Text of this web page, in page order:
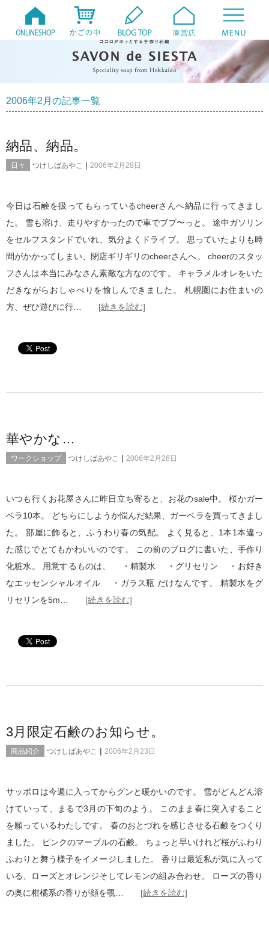
2006年2月の記事一覧
納品、納品。
日々 つけしばあやこ | 2006年2月28日
今日は石鹸を扱ってもらっているcheerさんへ納品に行ってきまし
た。 雪も溶け、走りやすかったので車でブブ〜っと。 途中ガソリン
をセルフスタンドでいれ、気分よくドライブ。 思っていたよりも時
間がかかってしまい、閉店ギリギリのcheerさんへ。 cheerのスタッ
フさんは本当にみなさん素敵な方なのです。 キャラメルオレをいた
だきながらおしゃべりを愉しんできました。 札幌圏にお住まいの
方、ぜひ遊びに行… [続きを読む]
華やかな…
ワークショップ つけしばあやこ | 2006年2月26日
いつも行くお花屋さんに昨日立ち寄ると、お花のsale中。 桜かガー
ベラ10本。 どちらにしようか悩んだ結果、ガーベラを買ってきまし
た。 部屋に飾ると、ふうわり春の気配。 よく見ると、1本1本違っ
た感じでとてもかわいいのです。 この前のブログに書いた、手作り
化粧水。 用意するものは、 ・精製水 ・グリセリン ・お好き
なエッセンシャルオイル ・ガラス瓶 だけなんです。 精製水をグ
リセリンを5m… [続きを読む]
3月限定石鹸のお知らせ。
商品紹介 つけしばあやこ | 2006年2月23日
サッポロは今週に入ってからグンと暖かいのです。 雪がどんどん溶
けていって、まるで3月の下旬のよう。 このまま春に突入すること
を願っているわたしです。 春のおとづれを感じさせる石鹸をつくり
ました。 ピンクのマーブルの石鹸。 ちょっと早いけれど桜がふわり
ふわりと舞う様子をイメージしました。 香りは最近私が気に入って
いる、ローズとオレンジそしてレモンの組み合わせ。 ローズの香り
の奥に柑橘系の香りが顔を覗… [続きを読む]